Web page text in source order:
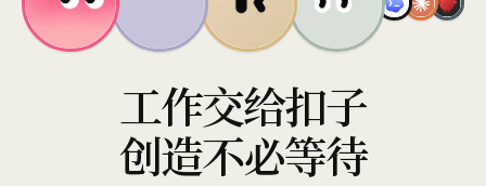
工作交给扣子
创造不必等待